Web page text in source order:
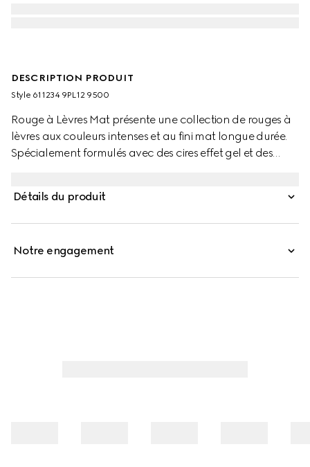
DESCRIPTION PRODUIT
Style ‎611234 9PL12 9500
Rouge à Lèvres Mat présente une collection de rouges à
lèvres aux couleurs intenses et au fini mat longue durée.
Spécialement formulés avec des cires effet gel et des
veloutée. Cette palette aux nuances éclatantes s’inspire
d’esprit caractéristiques des collections de la Maison,
Détails du produit
Notre engagement